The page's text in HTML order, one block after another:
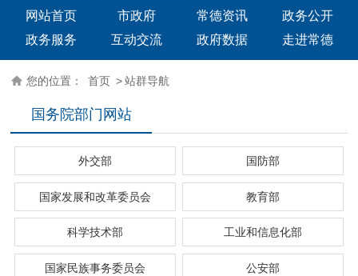
网站首页 市政府 常德资讯
政务公开
政务服务
互动交流 政府数据 走进常德
您的位置： 首页 > 站群导航
国务院部门网站
外交部 国防部
国家发展和改革委员会 教育部
科学技术部 工业和信息化部
国家民族事务委员会 公安部